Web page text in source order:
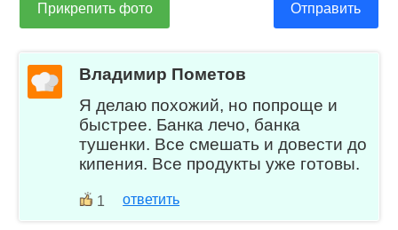
Прикрепить фото Отправить
Владимир Пометов
Я делаю похожий, но попроще и
быстрее. Банка лечо, банка
тушенки. Все смешать и довести до
кипения. Все продукты уже готовы.
1 ответить